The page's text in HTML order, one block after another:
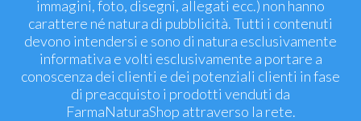
immagini, foto, disegni, allegati ecc.) non hanno
carattere né natura di pubblicità. Tutti i contenuti
devono intendersi e sono di natura esclusivamente
informativa e volti esclusivamente a portare a
conoscenza dei clienti e dei potenziali clienti in fase
di preacquisto i prodotti venduti da
FarmaNaturaShop attraverso la rete.